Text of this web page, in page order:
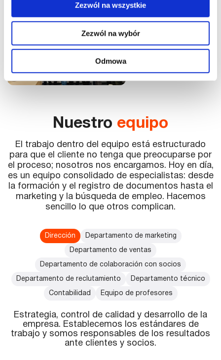
Zezwól na wszystkie
Zezwól na wybór
Odmowa
Nuestro equipo
El trabajo dentro del equipo está estructurado
para que el cliente no tenga que preocuparse por
el proceso; nosotros nos encargamos. Hoy en día,
es un equipo consolidado de especialistas: desde
la formación y el registro de documentos hasta el
marketing y la búsqueda de empleo. Hacemos
sencillo lo que otros complican.
Dirección Departamento de marketing
Departamento de ventas
Departamento de colaboración con socios
Departamento de reclutamiento Departamento técnico
Contabilidad Equipo de profesores
Estrategia, control de calidad y desarrollo de la
empresa. Establecemos los estándares de
trabajo y somos responsables de los resultados
ante clientes y socios.